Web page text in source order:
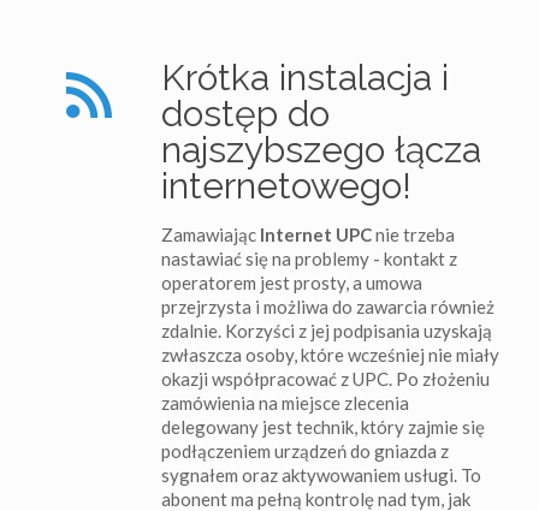
Krótka instalacja i
dostęp do
najszybszego łącza
internetowego!
Zamawiając Internet UPCnie trzeba
nastawiać się na problemy - kontakt z
operatorem jest prosty, a umowa
przejrzysta i możliwa do zawarcia również
zdalnie. Korzyści z jej podpisania uzyskają
zwłaszcza osoby, które wcześniej nie miały
okazji współpracować z UPC. Po złożeniu
zamówienia na miejsce zlecenia
delegowany jest technik, który zajmie się
podłączeniem urządzeń do gniazda z
sygnałem oraz aktywowaniem usługi. To
abonent ma pełną kontrolę nad tym, jak